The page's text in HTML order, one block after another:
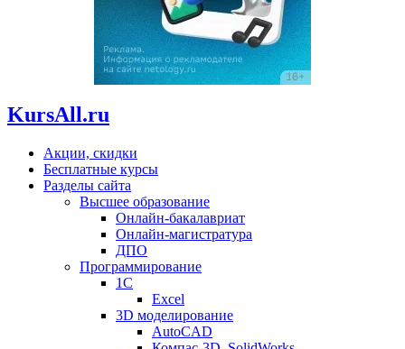
KursAll.ru
Акции, скидки
Бесплатные курсы
Разделы сайта
Высшее образование
Онлайн-бакалавриат
Онлайн-магистратура
ДПО
Программирование
1С
Excel
3D моделирование
AutoCAD